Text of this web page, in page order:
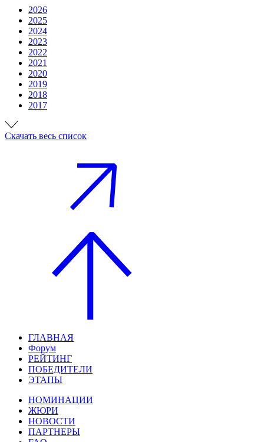
2026
2025
2024
2023
2022
2021
2020
2019
2018
2017
Cкачать весь список
ГЛАВНАЯ
Форум
РЕЙТИНГ
ПОБЕДИТЕЛИ
ЭТАПЫ
НОМИНАЦИИ
ЖЮРИ
НОВОСТИ
ПАРТНЕРЫ